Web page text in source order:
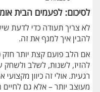
לסיכום: לפעמים הבית
לא צריך תעודה כדי לדעת
להבין איך למנף את זה.
אם הלב פועם קצת יותר
להזיז, לשנות, לשלב ולשחק
רגעית. אולי זה כיוון
מעוצב יותר – אלא גם